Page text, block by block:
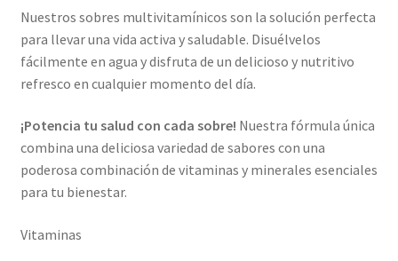
Nuestros sobres multivitamínicos son la solución perfecta
para llevar una vida activa y saludable. Disuélvelos
fácilmente en agua y disfruta de un delicioso y nutritivo
refresco en cualquier momento del día.
¡Potencia tu salud con cada sobre! Nuestra fórmula única
combina una deliciosa variedad de sabores con una
poderosa combinación de vitaminas y minerales esenciales
para tu bienestar.
Vitaminas